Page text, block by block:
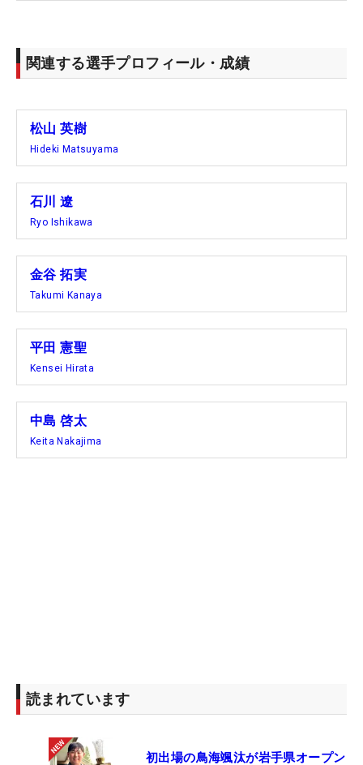
関連する選手プロフィール・成績
松山 英樹
Hideki Matsuyama
石川 遼
Ryo Ishikawa
金谷 拓実
Takumi Kanaya
平田 憲聖
Kensei Hirata
中島 啓太
Keita Nakajima
読まれています
初出場の鳥海颯汰が岩手県オープン